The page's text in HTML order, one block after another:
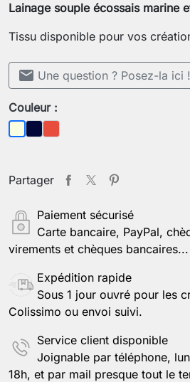
Lainage souple écossais marine
Tissu disponible pour vos
mail Une question ? Posez-la ici !
Couleur :
BeigeBleu foncé
Rouge
Partager
Paiement sécurisé
Carte bancaire, PayPal,
virements et chèques bancaires...
Expédition rapide
Sous 1 jour ouvré pour les
Colissimo ou envoi suivi.
Service client disponible
Joignable par téléphone,
18h, et par mail presque tout le